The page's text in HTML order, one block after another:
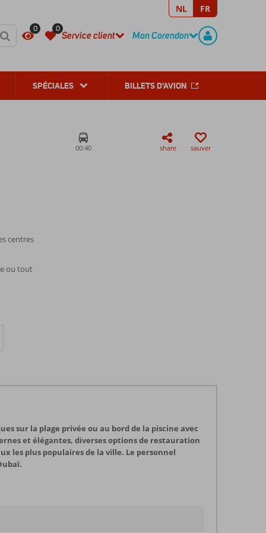
0 0
Service client
CONTACT
Mon Corendon
REGISTERNL FR
SPÉCIALES BILLETS D'AVION
00:40 share sauver
centres
ou tout
sur la plage privée ou au bord de la piscine avec
et élégantes, diverses options de restauration
les plus populaires de la ville. Le personnel